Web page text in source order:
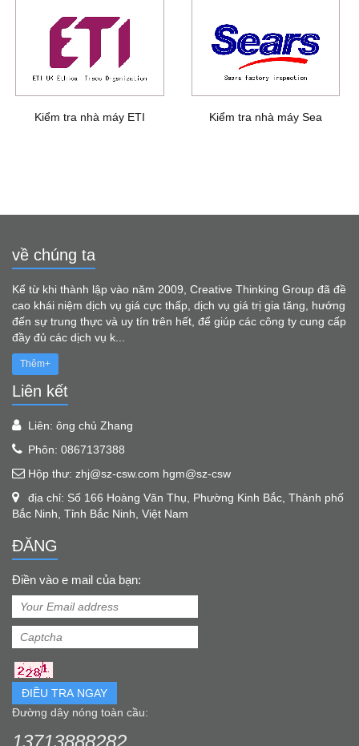
Kiểm tra nhà máy ETI Kiểm tra nhà máy Sea
về chúng ta
Kể từ khi thành lập vào năm 2009, Creative Thinking Group đã đề
cao khái niệm dịch vụ giá cực thấp, dịch vụ giá trị gia tăng, hướng
đến sự trung thực và uy tín trên hết, để giúp các công ty cung cấp
đầy đủ các dịch vụ k...
Thêm+
Liên kết
Liên: ông chủ Zhang
Phôn: 0867137388
Hộp thư: zhj@sz-csw.com hgm@sz-csw
địa chỉ: Số 166 Hoàng Văn Thụ, Phường Kinh Bắc, Thành phố
Bắc Ninh, Tỉnh Bắc Ninh, Việt Nam
ĐĂNG
Điền vào e mail của bạn:
ĐIỀU TRA NGAY
Đường dây nóng toàn cầu: